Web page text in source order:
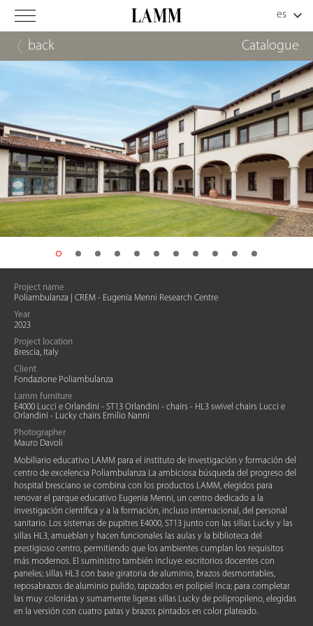
back Catalogue
Project name
Poliambulanza | CREM - Eugenia Menni Research Centre
Year
2023
Project location
Brescia, Italy
Client
Fondazione Poliambulanza
Lamm furniture
E4000 Lucci e Orlandini - ST13 Orlandini - chairs - HL3 swivel chairs Lucci e
Orlandini - Lucky chairs Emilio Nanni
Photographer
Mauro Davoli
Mobiliario educativo LAMM para el instituto de investigación y formación del
centro de excelencia Poliambulanza La ambiciosa búsqueda del progreso del
hospital bresciano se combina con los productos LAMM, elegidos para
renovar el parque educativo Eugenia Menni, un centro dedicado a la
investigación científica y a la formación, incluso internacional, del personal
sanitario. Los sistemas de pupitres E4000, ST13 junto con las sillas Lucky y las
sillas HL3, amueblan y hacen funcionales las aulas y la biblioteca del
prestigioso centro, permitiendo que los ambientes cumplan los requisitos
más modernos. El suministro también incluye: escritorios docentes con
paneles; sillas HL3 con base giratoria de aluminio, brazos desmontables,
reposabrazos de aluminio pulido, tapizados en polipiel Inca; para completar
las muy coloridas y sumamente ligeras sillas Lucky de polipropileno, elegidas
en la versión con cuatro patas y brazos pintados en color plateado.